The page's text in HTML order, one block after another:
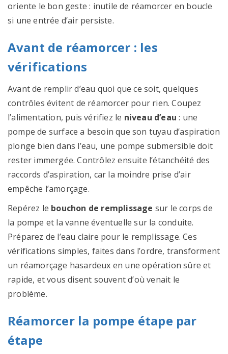
oriente le bon geste : inutile de réamorcer en boucle
si une entrée d’air persiste.
Avant de réamorcer : les
vérifications
Avant de remplir d’eau quoi que ce soit, quelques
contrôles évitent de réamorcer pour rien. Coupez
l’alimentation, puis vérifiez le niveau d’eau : une
pompe de surface a besoin que son tuyau d’aspiration
plonge bien dans l’eau, une pompe submersible doit
rester immergée. Contrôlez ensuite l’étanchéité des
raccords d’aspiration, car la moindre prise d’air
empêche l’amorçage.
Repérez le bouchon de remplissage sur le corps de
la pompe et la vanne éventuelle sur la conduite.
Préparez de l’eau claire pour le remplissage. Ces
vérifications simples, faites dans l’ordre, transforment
un réamorçage hasardeux en une opération sûre et
rapide, et vous disent souvent d’où venait le
problème.
Réamorcer la pompe étape par
étape